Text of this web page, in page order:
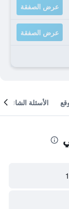
عرض الصفقة
عرض الصفقة
الأسئلة الشائعة